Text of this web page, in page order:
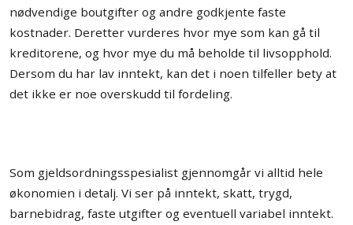
nødvendige boutgifter og andre godkjente faste
kostnader. Deretter vurderes hvor mye som kan gå til
kreditorene, og hvor mye du må beholde til livsopphold.
Dersom du har lav inntekt, kan det i noen tilfeller bety at
det ikke er noe overskudd til fordeling.
Som gjeldsordningsspesialist gjennomgår vi alltid hele
økonomien i detalj. Vi ser på inntekt, skatt, trygd,
barnebidrag, faste utgifter og eventuell variabel inntekt.